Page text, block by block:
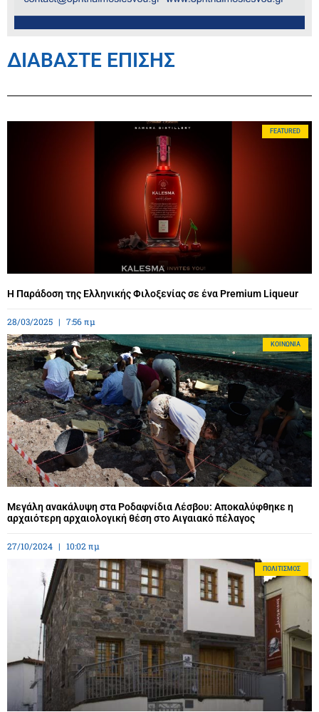
ΔΙΑΒΑΣΤΕ ΕΠΙΣΗΣ
FEATURED
Η Παράδοση της Ελληνικής Φιλοξενίας σε ένα Premium Liqueur
28/03/2025 7:56 πμ
ΚΟΙΝΩΝΊΑ
Μεγάλη ανακάλυψη στα Ροδαφνίδια Λέσβου: Αποκαλύφθηκε η
αρχαιότερη αρχαιολογική θέση στο Αιγαιακό πέλαγος
27/10/2024 10:02 πμ
ΠΟΛΙΤΙΣΜΌΣ